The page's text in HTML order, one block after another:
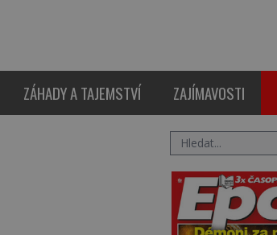
ZÁHADY A TAJEMSTVÍ ZAJÍMAVOSTI